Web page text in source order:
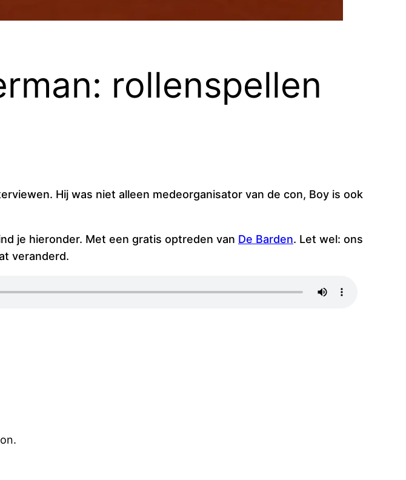
rollenspellen
Hij was niet alleen medeorganisator van de con, Boy is ook
je hieronder. Met een gratis optreden van De Barden. Let wel: ons
veranderd.